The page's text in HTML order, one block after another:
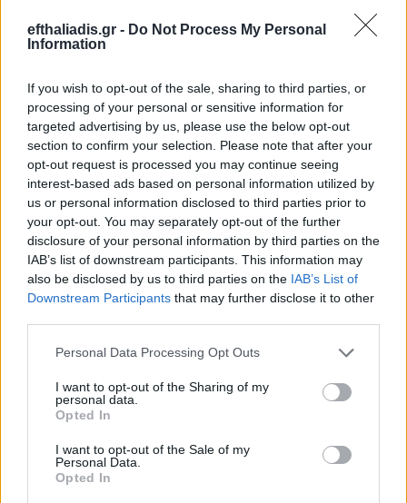
efthaliadis.gr - Do Not Process My Personal
Information
If you wish to opt-out of the sale, sharing to third parties, or
processing of your personal or sensitive information for
targeted advertising by us, please use the below opt-out
section to confirm your selection. Please note that after your
opt-out request is processed you may continue seeing
interest-based ads based on personal information utilized by
us or personal information disclosed to third parties prior to
your opt-out. You may separately opt-out of the further
disclosure of your personal information by third parties on the
IAB’s list of downstream participants. This information may
also be disclosed by us to third parties on the IAB’s List of
Downstream Participants that may further disclose it to other
Personal Data Processing Opt Outs
I want to opt-out of the Sharing of my
personal data.
Opted In
I want to opt-out of the Sale of my
Personal Data.
Opted In